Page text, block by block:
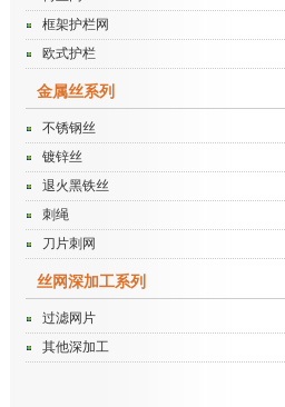
框架护栏网
欧式护栏
金属丝系列
不锈钢丝
镀锌丝
退火黑铁丝
刺绳
刀片刺网
丝网深加工系列
过滤网片
其他深加工